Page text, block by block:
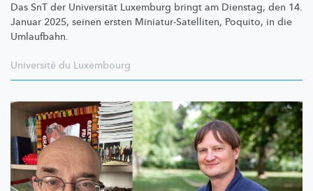
Das SnT der Universität Luxemburg bringt am Dienstag, den 14.
Januar 2025, seinen ersten Miniatur-Satelliten, Poquito, in die
Umlaufbahn.
Université du Luxembourg